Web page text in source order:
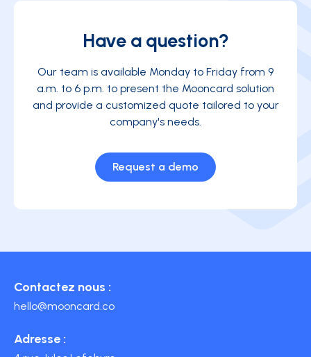
Have a question?
Our team is available Monday to Friday from 9
a.m. to 6 p.m. to present the Mooncard solution
and provide a customized quote tailored to your
company's needs.
Request a demo
Contactez nous :
hello@mooncard.co
Adresse :